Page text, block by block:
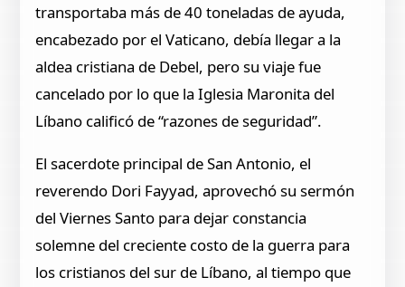
transportaba más de 40 toneladas de ayuda,
encabezado por el Vaticano, debía llegar a la
aldea cristiana de Debel, pero su viaje fue
cancelado por lo que la Iglesia Maronita del
Líbano calificó de “razones de seguridad”.
El sacerdote principal de San Antonio, el
reverendo Dori Fayyad, aprovechó su sermón
del Viernes Santo para dejar constancia
solemne del creciente costo de la guerra para
los cristianos del sur de Líbano, al tiempo que